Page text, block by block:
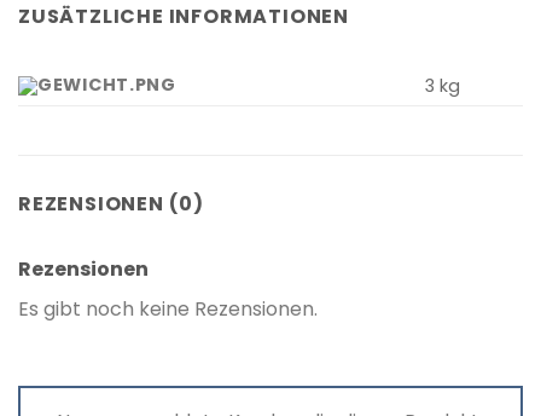
ZUSÄTZLICHE INFORMATIONEN
3 kg
REZENSIONEN (0)
Rezensionen
Es gibt noch keine Rezensionen.